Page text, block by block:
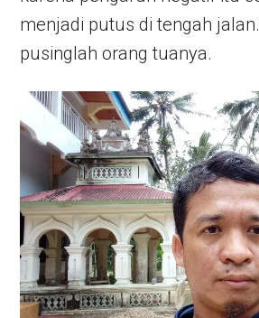
menjadi putus di tengah
pusinglah orang tuanya.